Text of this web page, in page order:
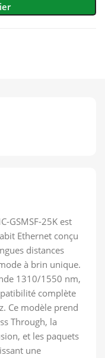
GSMSF-25K est
Ethernet conçu
distances
à brin unique.
1310/1550 nm,
complète
Ce modèle prend
Through, la
et les paquets
une